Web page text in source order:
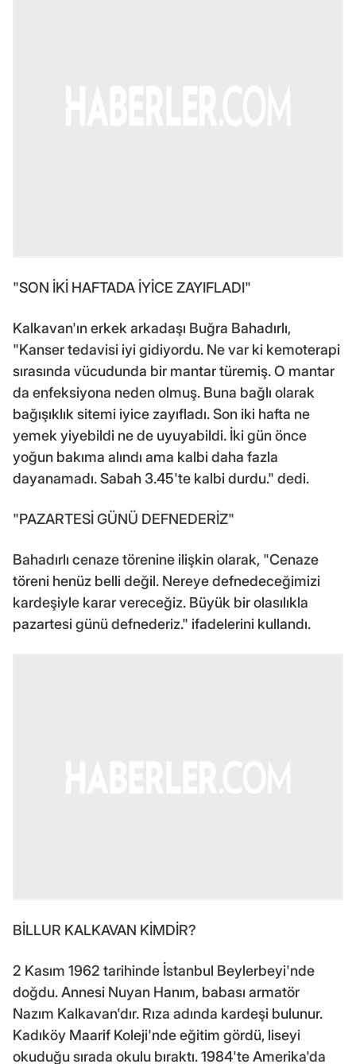
"SON İKİ HAFTADA İYİCE ZAYIFLADI"
Kalkavan'ın erkek arkadaşı Buğra Bahadırlı,
"Kanser tedavisi iyi gidiyordu. Ne var ki kemoterapi
sırasında vücudunda bir mantar türemiş. O mantar
da enfeksiyona neden olmuş. Buna bağlı olarak
bağışıklık sitemi iyice zayıfladı. Son iki hafta ne
yemek yiyebildi ne de uyuyabildi. İki gün önce
yoğun bakıma alındı ama kalbi daha fazla
dayanamadı. Sabah 3.45'te kalbi durdu." dedi.
"PAZARTESİ GÜNÜ DEFNEDERİZ"
Bahadırlı cenaze törenine ilişkin olarak, "Cenaze
töreni henüz belli değil. Nereye defnedeceğimizi
kardeşiyle karar vereceğiz. Büyük bir olasılıkla
pazartesi günü defnederiz." ifadelerini kullandı.
BİLLUR KALKAVAN KİMDİR?
2 Kasım 1962 tarihinde İstanbul Beylerbeyi'nde
doğdu. Annesi Nuyan Hanım, babası armatör
Nazım Kalkavan'dır. Rıza adında kardeşi bulunur.
Kadıköy Maarif Koleji'nde eğitim gördü, liseyi
okuduğu sırada okulu bıraktı. 1984'te Amerika'da